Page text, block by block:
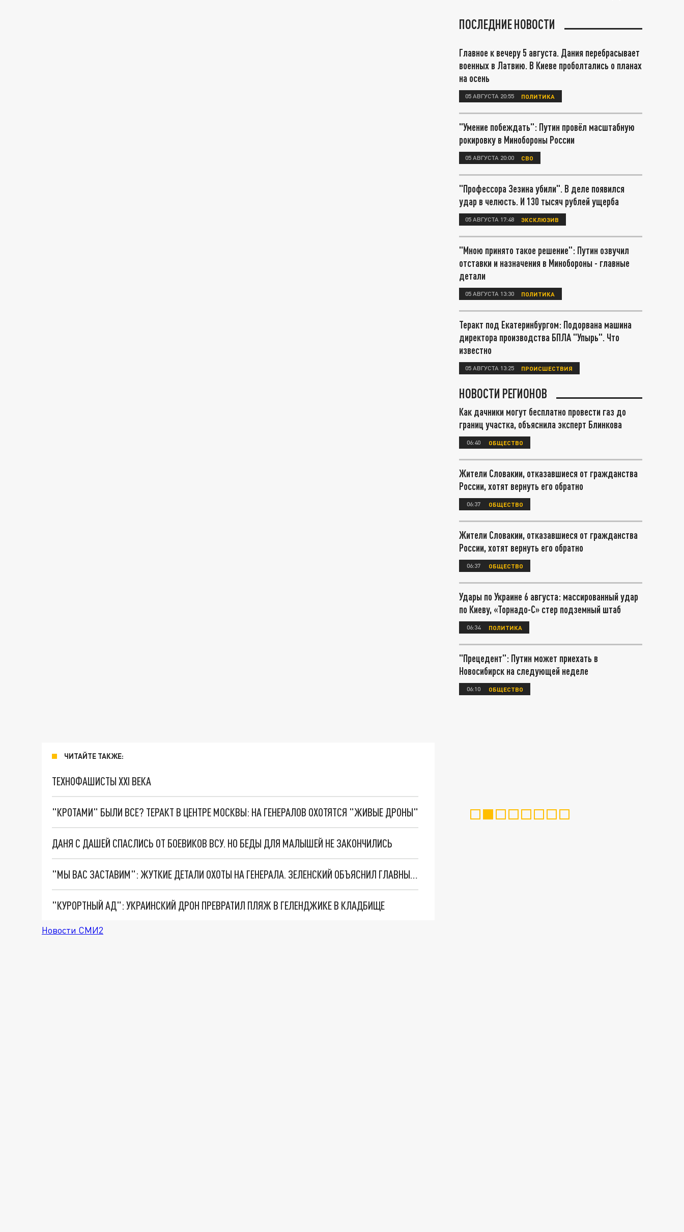
ЧИТАЙТЕ ТАКЖЕ:
ТЕХНОФАШИСТЫ XXI ВЕКА
"КРОТАМИ" БЫЛИ ВСЕ? ТЕРАКТ В ЦЕНТРЕ МОСКВЫ: НА ГЕНЕРАЛОВ ОХОТЯТСЯ "ЖИВЫЕ ДРОНЫ"
ДАНЯ С ДАШЕЙ СПАСЛИСЬ ОТ БОЕВИКОВ ВСУ. НО БЕДЫ ДЛЯ МАЛЫШЕЙ НЕ ЗАКОНЧИЛИСЬ
"МЫ ВАС ЗАСТАВИМ": ЖУТКИЕ ДЕТАЛИ ОХОТЫ НА ГЕНЕРАЛА. ЗЕЛЕНСКИЙ ОБЪЯСНИЛ ГЛАВНЫЙ СМЫСЛ ТЕРАКТА В ЦЕНТРЕ МОСКВЫ
"КУРОРТНЫЙ АД": УКРАИНСКИЙ ДРОН ПРЕВРАТИЛ ПЛЯЖ В ГЕЛЕНДЖИКЕ В КЛАДБИЩЕ
Новости СМИ2
ПОСЛЕДНИЕ НОВОСТИ
Главное к вечеру 5 августа. Дания перебрасывает
военных в Латвию. В Киеве проболтались о планах
на осень
05 АВГУСТА 20:55 ПОЛИТИКА
"Умение побеждать": Путин провёл масштабную
рокировку в Минобороны России
05 АВГУСТА 20:00 СВО
"Профессора Зезина убили". В деле появился
удар в челюсть. И 130 тысяч рублей ущерба
05 АВГУСТА 17:48 ЭКСКЛЮЗИВ
"Мною принято такое решение": Путин озвучил
отставки и назначения в Минобороны - главные
детали
05 АВГУСТА 13:30 ПОЛИТИКА
Теракт под Екатеринбургом: Подорвана машина
директора производства БПЛА "Упырь". Что
известно
05 АВГУСТА 13:25 ПРОИСШЕСТВИЯ
НОВОСТИ РЕГИОНОВ
Как дачники могут бесплатно провести газ до
границ участка, объяснила эксперт Блинкова
06:40 ОБЩЕСТВО
Жители Словакии, отказавшиеся от гражданства
России, хотят вернуть его обратно
06:37 ОБЩЕСТВО
Жители Словакии, отказавшиеся от гражданства
России, хотят вернуть его обратно
06:37 ОБЩЕСТВО
Удары по Украине 6 августа: массированный удар
по Киеву, «Торнадо-С» стер подземный штаб
06:34 ПОЛИТИКА
"Прецедент": Путин может приехать в
Новосибирск на следующей неделе
06:10 ОБЩЕСТВО